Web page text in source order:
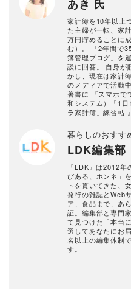
あき 氏
家計簿を10年以上
た主婦が一転、家
万円貯めることに
む）。 「2年間で
簿管理ブログ」を
談に回答。 自身が
かし、現在は家計
のメディアで活動
著書に 『スマホ
和システム）「1
ラ家計簿」練習帖
暮らしのおすす
LDK編集部
『LDK』は2012
びある、ホンネ」
トを貫いてきた、
発行の雑誌とWeb
ア、食品まで、あ
証。編集部と専門
て見つけた「本当
選してあなたにお
名以上の編集体制
す。